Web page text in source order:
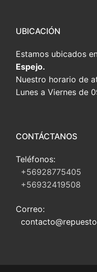
UBICACIÓN
Estamos ubicados
Espejo.
Nuestro horario de
Lunes a Viernes de
CONTÁCTANOS
Teléfonos:
+56928775405
+56932419508
Correo: